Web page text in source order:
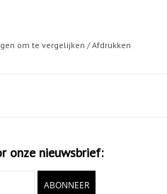
om te vergelijken /Afdrukken
onze nieuwsbrief:
ABONNEER